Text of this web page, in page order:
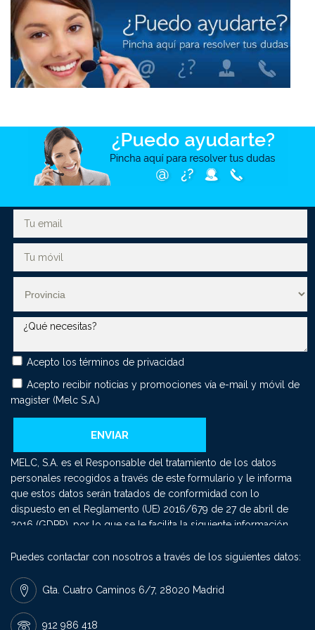
Acepto los términos de privacidad
Acepto recibir noticias y promociones vía e-mail y móvil de
magister (Melc S.A.)
MELC, S.A. es el Responsable del tratamiento de los datos
personales recogidos a través de este formulario y le informa
que estos datos serán tratados de conformidad con lo
dispuesto en el Reglamento (UE) 2016/679 de 27 de abril de
2016 (GDPR), por lo que se le facilita la siguiente información
comercial y el envío de comunicaciones sobre nuestros
se conservarán mientras exista un interés mutuo para mantener
el fin del tratamiento y cuando ya no sea necesario para tal fin,
se suprimirán con medidas de seguridad adecuadas para
Puedes contactar con nosotros a través de los siguientes datos:
Gta. Cuatro Caminos 6/7, 28020 Madrid
912 986 418